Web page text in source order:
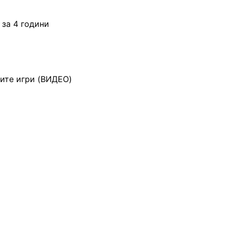
4 години
игри (ВИДЕО)